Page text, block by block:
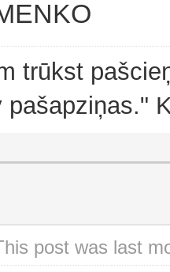
trūkst
pašapziņas."
post was last